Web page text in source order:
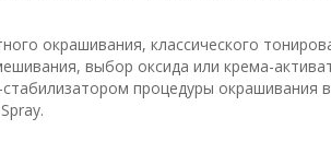
окрашивания, классического
выбор оксида или крема-
процедуры окрашивания